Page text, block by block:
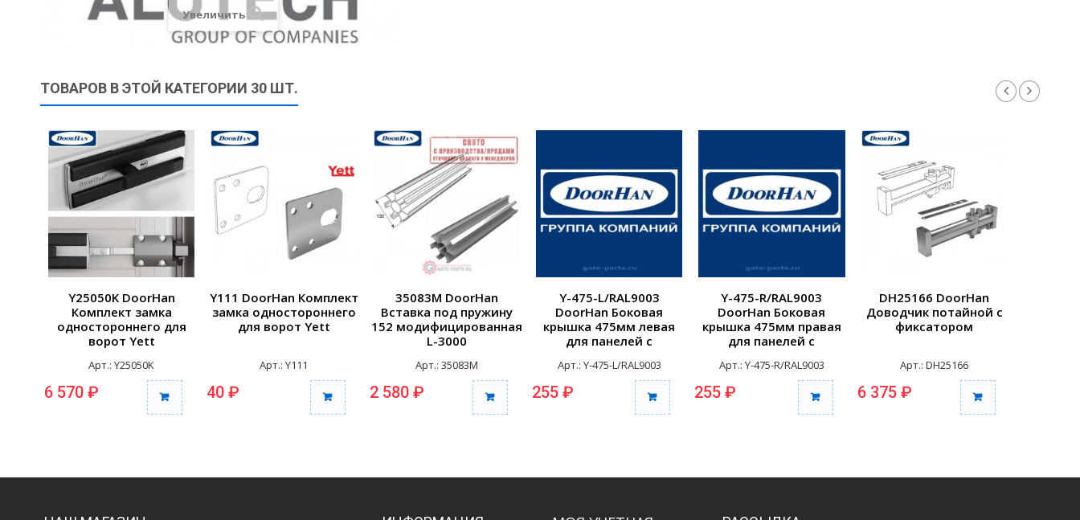
Увеличить
ТОВАРОВ В ЭТОЙ КАТЕГОРИИ 30 ШТ.
Y25050K DoorHan
Комплект замка
одностороннего для
ворот Yett
Арт.: Y25050K
6 570 ₽
Y111 DoorHan Комплект
замка одностороннего
для ворот Yett
Арт.: Y111
40 ₽
35083M DoorHan
Вставка под пружину
152 модифицированная
L-3000
Арт.: 35083M
2 580 ₽
Y-475-L/RAL9003
DoorHan Боковая
крышка 475мм левая
для панелей с
крепления RAL9003
Арт.: Y-475-L/RAL9003
255 ₽
Y-475-R/RAL9003
DoorHan Боковая
крышка 475мм правая
для панелей с
крепления RAL9003
Арт.: Y-475-R/RAL9003
255 ₽
DH25166 DoorHan
Доводчик потайной с
фиксатором
Арт.: DH25166
6 375 ₽